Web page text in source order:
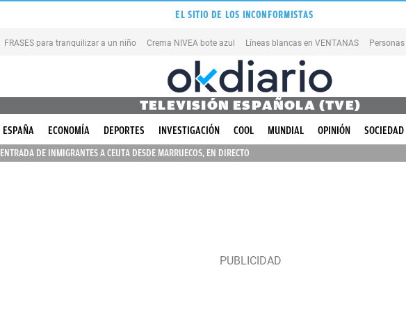
EL SITIO DE LOS INCONFORMISTAS
FRASES para tranquilizar a un niño Crema NIVEA bote azul Líneas blancas en VENTANAS Personas
TELEVISIÓN ESPAÑOLA (TVE)
ESPAÑA ECONOMÍA DEPORTES INVESTIGACIÓN COOL MUNDIAL OPINIÓN SOCIEDAD
ENTRADA DE INMIGRANTES A CEUTA DESDE MARRUECOS, EN DIRECTO